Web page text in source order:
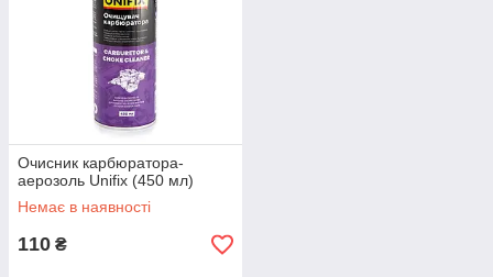
Очисник карбюратора-
аерозоль Unifix (450 мл)
Немає в наявності
110 ₴